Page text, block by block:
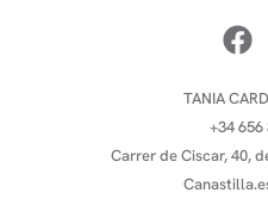
TANIA
+34 656
Carrer de Ciscar, 40,